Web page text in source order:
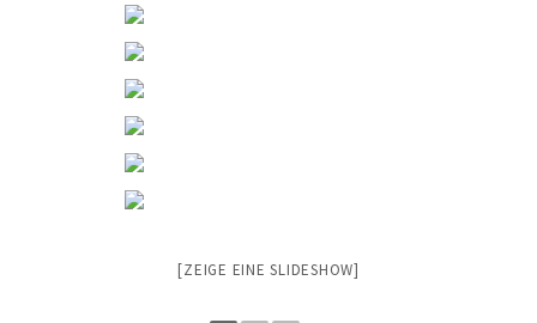
[ZEIGE EINE SLIDESHOW]